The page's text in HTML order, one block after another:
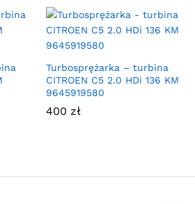
Turbosprężarka – turbina
CITROEN C5 2.0 HDi 136 KM
9645919580
400 zł